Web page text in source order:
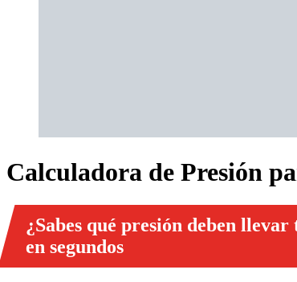
Calculadora de Presión
¿Sabes qué presión deben
en segundos